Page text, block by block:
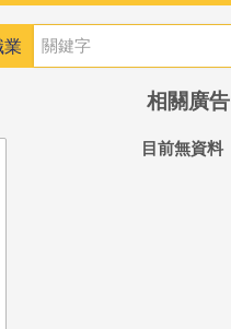
業
相關廣告
目前無資料